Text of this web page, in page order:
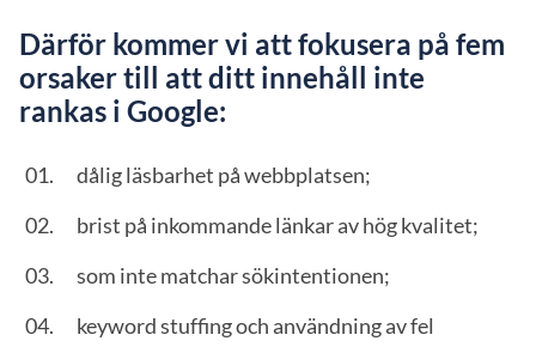
Därför kommer vi att fokusera på fem
orsaker till att ditt innehåll inte
rankas i Google:
dålig läsbarhet på webbplatsen;
brist på inkommande länkar av hög kvalitet;
som inte matchar sökintentionen;
keyword stuffing och användning av fel